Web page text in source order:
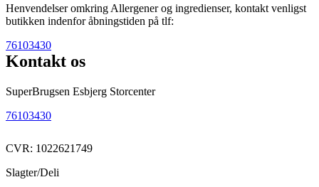
Henvendelser omkring Allergener og ingredienser, kontakt venligst
butikken indenfor åbningstiden på tlf:
76103430
Kontakt os
SuperBrugsen Esbjerg Storcenter
76103430
CVR: 1022621749
Slagter/Deli